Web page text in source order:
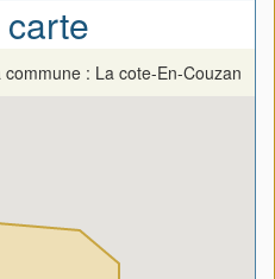
: La cote-En-Couzan